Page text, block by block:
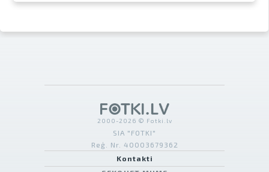
2000-2026 © Fotki.lv
SIA "FOTKI"
Reģ. Nr. 40003679362
Kontakti